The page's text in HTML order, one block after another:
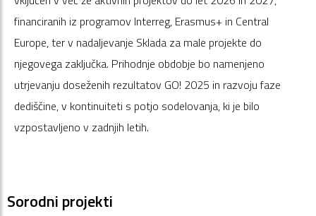
financiranih iz programov Interreg, Erasmus+ in Central
Europe, ter v nadaljevanje Sklada za male projekte do
njegovega zaključka. Prihodnje obdobje bo namenjeno
utrjevanju doseženih rezultatov GO! 2025 in razvoju faze
dediščine, v kontinuiteti s potjo sodelovanja, ki je bilo
vzpostavljeno v zadnjih letih.
Sorodni projekti